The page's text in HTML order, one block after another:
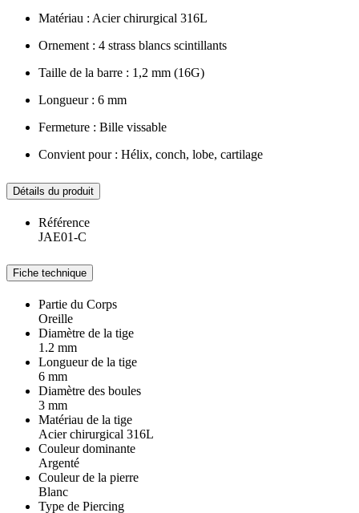
Matériau : Acier chirurgical 316L
Ornement : 4 strass blancs scintillants
Taille de la barre : 1,2 mm (16G)
Longueur : 6 mm
Fermeture : Bille vissable
Convient pour : Hélix, conch, lobe, cartilage
Détails du produit
Référence
JAE01-C
Fiche technique
Partie du Corps
Oreille
Diamètre de la tige
1.2 mm
Longueur de la tige
6 mm
Diamètre des boules
3 mm
Matériau de la tige
Acier chirurgical 316L
Couleur dominante
Argenté
Couleur de la pierre
Blanc
Type de Piercing